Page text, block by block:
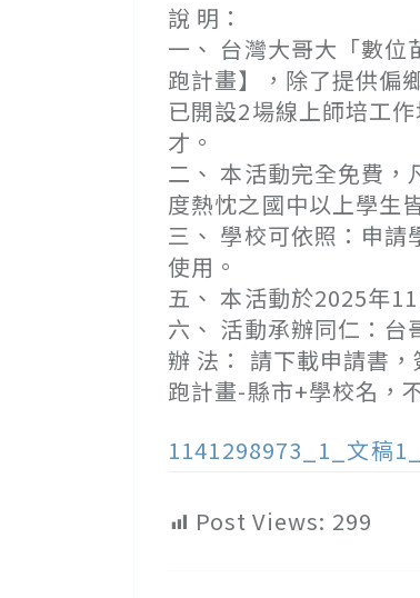
說 明：
一、 台灣大哥大「數
跑計畫】，除了提供偏
已開設2場線上師培工
才。
二、 本活動完全免費
度熱忱之國中以上學生
三、 學校可依照：申
使用。
五、 本活動於2025年
六、 活動承辦同仁：
辦 法： 請下載申請書
跑計畫-縣市+學校名，
1141298973_1_文稿
Post Views: 299